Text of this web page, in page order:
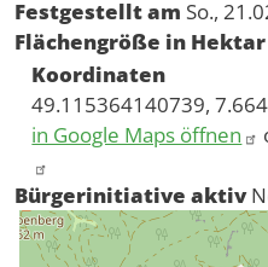
Festgestellt am So.,
Flächengröße in Hektar
Koordinaten
49.115364140739,
in Google Maps öffnen
Bürgerinitiative aktiv